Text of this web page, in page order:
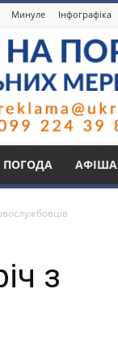
Минуле Інфографіка
ПОГОДА АФІША
з